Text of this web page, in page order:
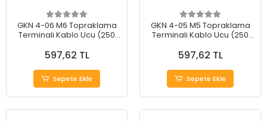
GKN 4-06 M6 Topraklama
Terminali Kablo Ucu (250
597,62 TL
Sepete Ekle
GKN 4-05 M5 Topraklama
Terminali Kablo Ucu (250
597,62 TL
Sepete Ekle